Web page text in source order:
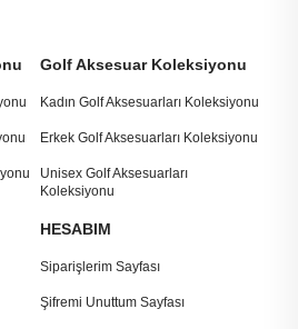
Golf Aksesuar Koleksiyonu
Kadın Golf Aksesuarları Koleksiyonu
Erkek Golf Aksesuarları Koleksiyonu
Unisex Golf Aksesuarları
Koleksiyonu
HESABIM
Siparişlerim Sayfası
Şifremi Unuttum Sayfası